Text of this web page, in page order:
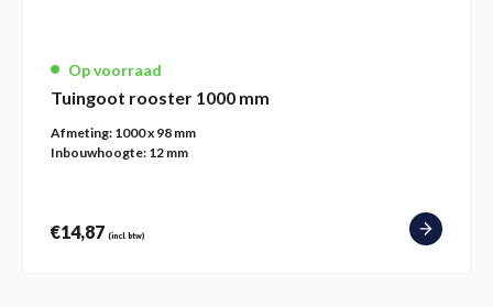
Op voorraad
Tuingoot rooster 1000 mm
Afmeting: 1000 x 98 mm
Inbouwhoogte: 12 mm
€14,87 (incl. btw)